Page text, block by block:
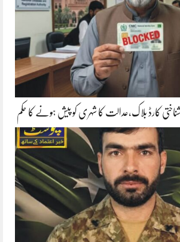
کارڈ بلاک،عدالت کا شہری کو پیش ہونے کا حکم